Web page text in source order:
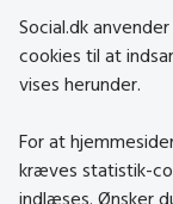
Kontakt
About social.dk
Social.dk
cookies til at
vises herunder.
For at
kræves statistik-
indlæses. Ønsker